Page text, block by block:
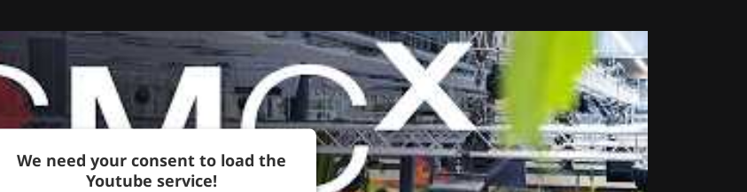
We need your consent to load the
Youtube service!